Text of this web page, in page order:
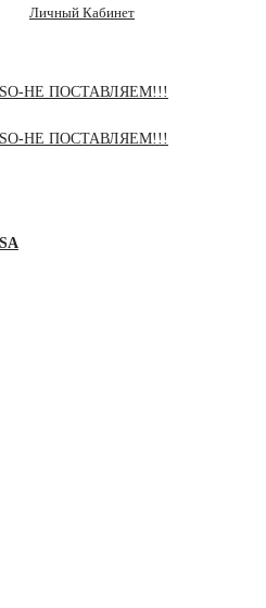
Личный Кабинет
НЕ ПОСТАВЛЯЕМ!!!
НЕ ПОСТАВЛЯЕМ!!!